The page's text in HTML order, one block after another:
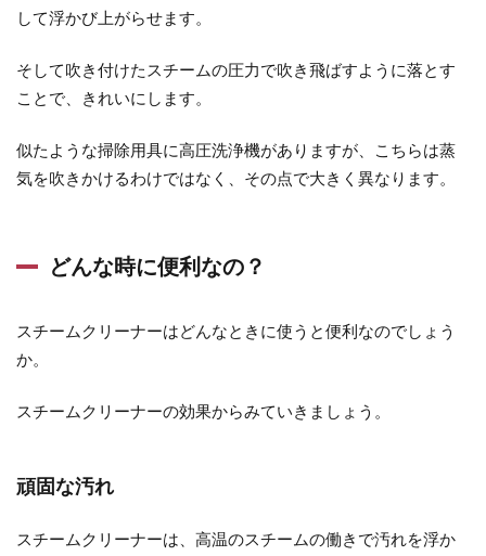
して浮かび上がらせます。
そして吹き付けたスチームの圧力で吹き飛ばすように落とす
ことで、きれいにします。
似たような掃除用具に高圧洗浄機がありますが、こちらは蒸
気を吹きかけるわけではなく、その点で大きく異なります。
どんな時に便利なの？
スチームクリーナーはどんなときに使うと便利なのでしょう
か。
スチームクリーナーの効果からみていきましょう。
頑固な汚れ
スチームクリーナーは、高温のスチームの働きで汚れを浮か